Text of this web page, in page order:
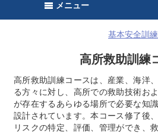
メニュー
基本安全訓練
高所救助訓練
高所救助訓練コースは、産業、海洋
る方々に対し、高所での救助技術お
が存在するあらゆる場所で必要な知
設計されています。本コース修了後
リスクの特定、評価、管理ができ、